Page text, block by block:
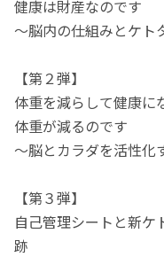
健康は財産なのです
～脳内の仕組みとケト
【第２弾】
体重を減らして健康に
体重が減るのです
～脳とカラダを活性化
【第３弾】
自己管理シートと新ケ
跡